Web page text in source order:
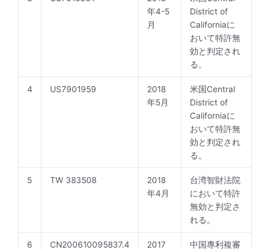
年4-5
月
District of
Californiaに
おいて特許無
効と判定され
る。
4 US7901959
2018
年5月
米国Central
District of
Californiaに
おいて特許無
効と判定され
る。
5 TW 383508
2018
年4月
台湾智財法院
において特許
無効と判定さ
れる。
6 CN200610095837.4
2017
中国專利複審